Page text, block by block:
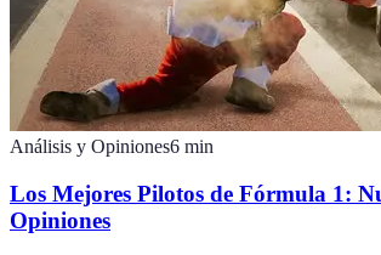
Análisis y Opiniones6 min
Los Mejores Pilotos de Fórmula 1:
Opiniones